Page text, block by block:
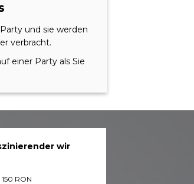
und sie werden
verbracht.
einer Party als Sie
wir
RON